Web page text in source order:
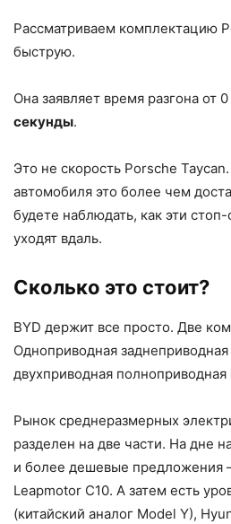
Рассматриваем комплектацию
быструю.
Она заявляет время разгона от
секунды.
Это не скорость Porsche
автомобиля это более чем
будете наблюдать, как эти
уходят вдаль.
Сколько это стоит?
BYD держит все просто. Две
Одноприводная заднеприводная
двухприводная полноприводная
Рынок среднеразмерных
разделен на две части. На дне
и более дешевые предложения
Leapmotor C10. А затем есть
(китайский аналог Model Y),